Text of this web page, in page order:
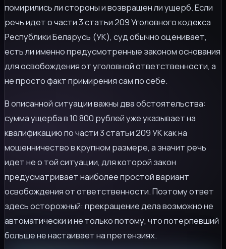
помирились ли стороны и возвращен ли ущерб. Если
речь идет о части 3 статьи 209 Уголовного кодекса
Республики Беларусь (УК), суд обычно оценивает,
есть ли именно предусмотренные законом основания
для освобождения от уголовной ответственности, а
не просто факт примирения сам по себе.
В описанной ситуации важны два обстоятельства:
сумма ущерба в 10 800 рублей уже указывает на
квалификацию по части 3 статьи 209 УК как на
мошенничество в крупном размере, а значит речь
идет не о той ситуации, для которой закон
предусматривает наиболее простой вариант
освобождения от ответственности. Поэтому ответ
здесь осторожный: прекращение дела возможно не
автоматически и не только потому, что потерпевший
больше не настаивает на претензиях.